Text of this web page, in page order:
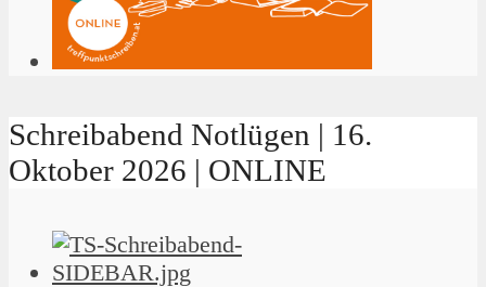
Schreibabend Notlügen | 16.
Oktober 2026 | ONLINE